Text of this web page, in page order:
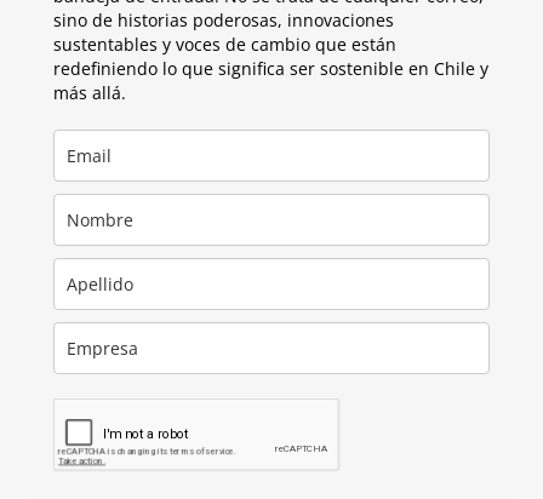
sino de historias poderosas, innovaciones
sustentables y voces de cambio que están
redefiniendo lo que significa ser sostenible en Chile y
más allá.